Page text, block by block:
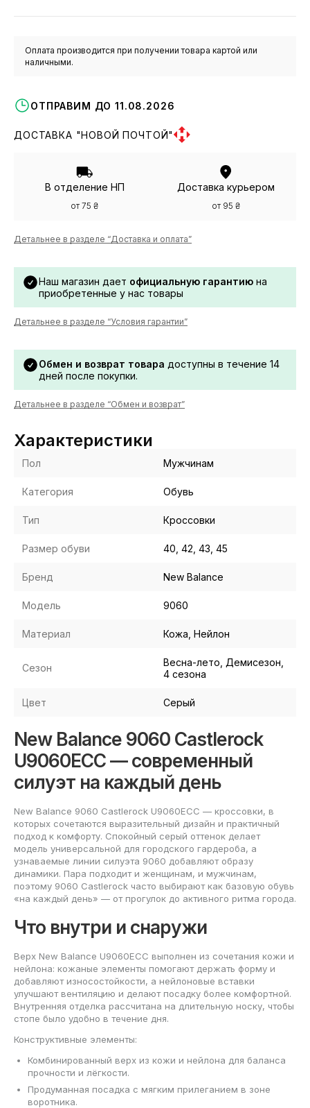
Оплата производится при получении товара картой или
наличными.
ОТПРАВИМ ДО 11.08.2026
ДОСТАВКА "НОВОЙ ПОЧТОЙ"
В отделение НП
от 75 ₴
Доставка курьером
от 95 ₴
Детальнее в разделе “Доставка и оплата”
Наш магазин дает официальную гарантию на
приобретенные у нас товары
Детальнее в разделе “Условия гарантии”
Обмен и возврат товара доступны в течение 14
дней после покупки.
Детальнее в разделе “Обмен и возврат”
Характеристики
Пол Мужчинам
Категория Обувь
Тип Кроссовки
Размер обуви 40, 42, 43, 45
Бренд New Balance
Модель 9060
Материал Кожа, Нейлон
Сезон
Весна-лето, Демисезон,
4 сезона
Цвет Серый
New Balance 9060 Castlerock
U9060ECC — современный
силуэт на каждый день
New Balance 9060 Castlerock U9060ECC — кроссовки, в
которых сочетаются выразительный дизайн и практичный
подход к комфорту. Спокойный серый оттенок делает
модель универсальной для городского гардероба, а
узнаваемые линии силуэта 9060 добавляют образу
динамики. Пара подходит и женщинам, и мужчинам,
поэтому 9060 Castlerock часто выбирают как базовую обувь
«на каждый день» — от прогулок до активного ритма города.
Что внутри и снаружи
Верх New Balance U9060ECC выполнен из сочетания кожи и
нейлона: кожаные элементы помогают держать форму и
добавляют износостойкости, а нейлоновые вставки
улучшают вентиляцию и делают посадку более комфортной.
Внутренняя отделка рассчитана на длительную носку, чтобы
стопе было удобно в течение дня.
Конструктивные элементы:
Комбинированный верх из кожи и нейлона для баланса
прочности и лёгкости.
Продуманная посадка с мягким прилеганием в зоне
воротника.